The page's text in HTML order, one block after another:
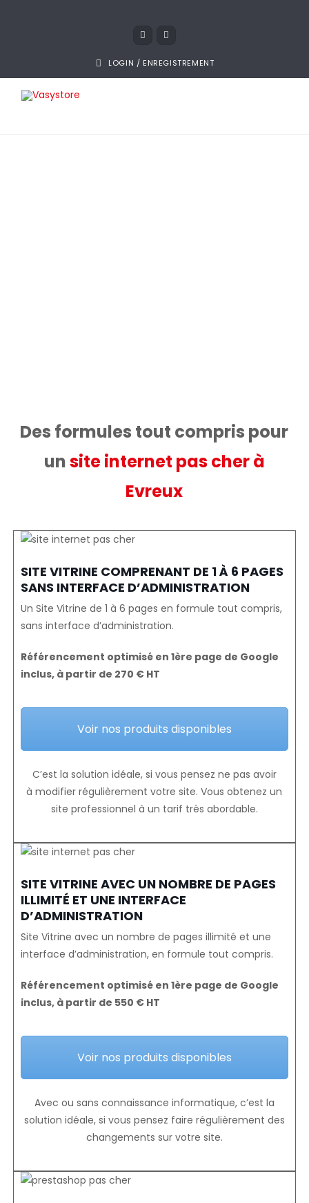
LOGIN / ENREGISTREMENT
Des formules tout compris pour
unsite internet pas cher à
Evreux
SITE VITRINE COMPRENANT DE 1 À 6 PAGES
SANS INTERFACE D’ADMINISTRATION
Un Site Vitrine de 1 à 6 pages en formule tout compris,
sans interface d’administration.
Référencement optimisé en 1ère page de Google
inclus, à partir de 270 € HT
Voir nos produits disponibles
C’est la solution idéale, si vous pensez ne pas avoir
à modifier régulièrement votre site. Vous obtenez un
site professionnel à un tarif très abordable.
SITE VITRINE AVEC UN NOMBRE DE PAGES
ILLIMITÉ ET UNE INTERFACE
D’ADMINISTRATION
Site Vitrine avec un nombre de pages illimité et une
interface d’administration, en formule tout compris.
Référencement optimisé en 1ère page de Google
inclus, à partir de 550 € HT
Voir nos produits disponibles
Avec ou sans connaissance informatique, c’est la
solution idéale, si vous pensez faire régulièrement des
changements sur votre site.